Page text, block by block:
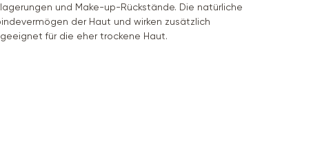
und Make-up-Rückstände. Die natürliche
der Haut und wirken zusätzlich
für die eher trockene Haut.